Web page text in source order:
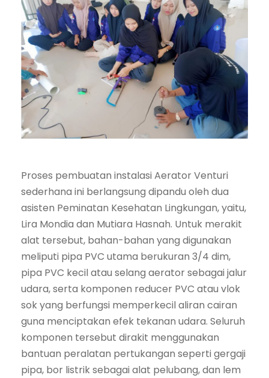
Proses pembuatan instalasi Aerator Venturi
sederhana ini berlangsung dipandu oleh dua
asisten Peminatan Kesehatan Lingkungan, yaitu,
Lira Mondia dan Mutiara Hasnah. Untuk merakit
alat tersebut, bahan-bahan yang digunakan
meliputi pipa PVC utama berukuran 3/4 dim,
pipa PVC kecil atau selang aerator sebagai jalur
udara, serta komponen reducer PVC atau vlok
sok yang berfungsi memperkecil aliran cairan
guna menciptakan efek tekanan udara. Seluruh
komponen tersebut dirakit menggunakan
bantuan peralatan pertukangan seperti gergaji
pipa, bor listrik sebagai alat pelubang, dan lem